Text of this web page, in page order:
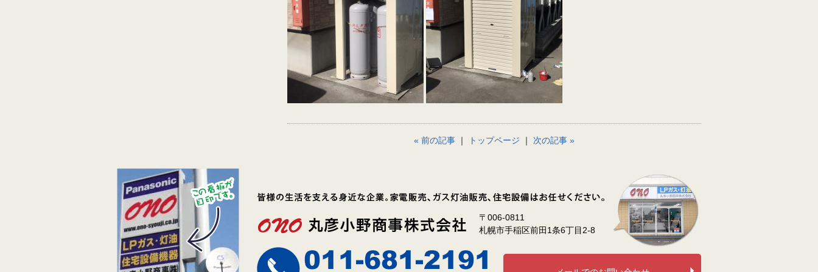
« 前の記事 ｜ トップページ ｜ 次の記事 »
〒006-0811
札幌市手稲区前田1条6丁目2-8